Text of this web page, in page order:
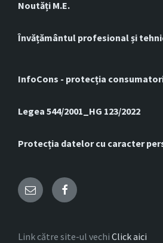
Noutăți M.E.
Învățământul profesional și
InfoCons - protecția
Legea 544/2001_HG 123/2022
Protecția datelor cu caracter
Email Facebook
Link către site-ul vechi Click aici